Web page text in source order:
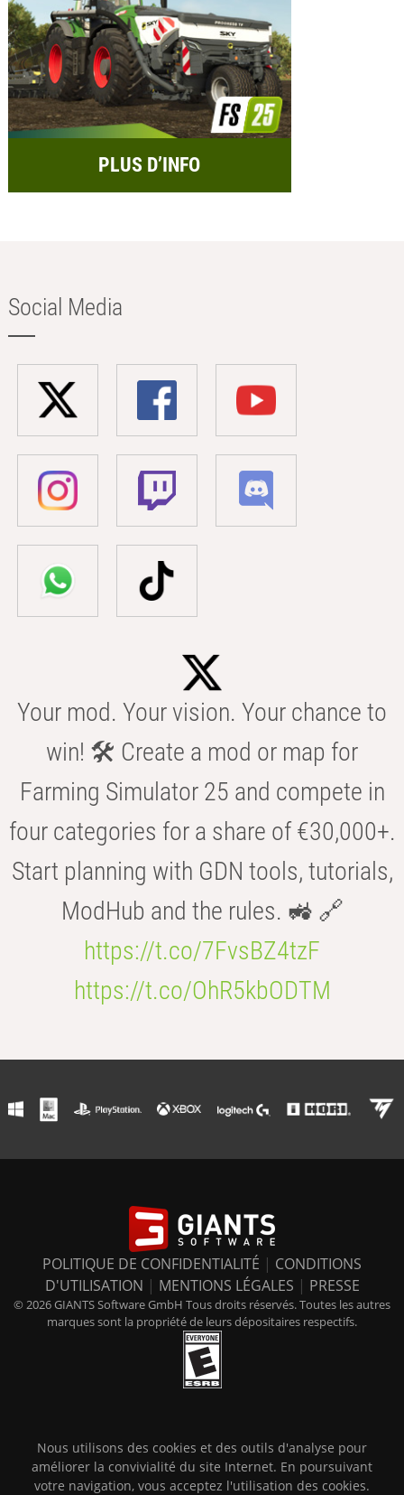
PLUS D’INFO
Social Media
Your mod. Your vision. Your chance to
win! 🛠️ Create a mod or map for
Farming Simulator 25 and compete in
four categories for a share of €30,000+.
Start planning with GDN tools, tutorials,
ModHub and the rules. 🚜 🔗
https://t.co/7FvsBZ4tzF
https://t.co/OhR5kbODTM
POLITIQUE DE CONFIDENTIALITÉ | CONDITIONS
D'UTILISATION | MENTIONS LÉGALES | PRESSE
© 2026 GIANTS Software GmbH Tous droits réservés. Toutes les autres
marques sont la propriété de leurs dépositaires respectifs.
Nous utilisons des cookies et des outils d'analyse pour
améliorer la convivialité du site Internet. En poursuivant
votre navigation, vous acceptez l'utilisation des cookies.